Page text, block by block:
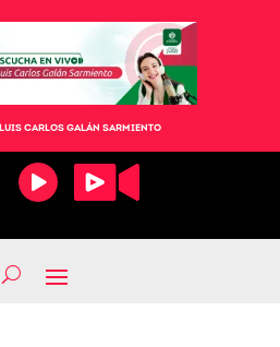
CARLOS GALÁN SARMIENTO